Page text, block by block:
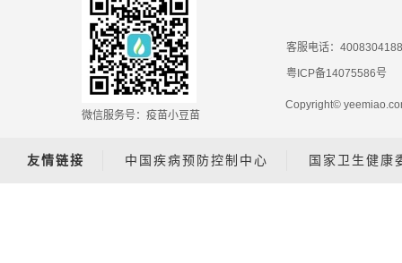
微信服务号：疫苗小豆苗
客服电话：4008304188
粤ICP备14075586号
Copyright©
友情链接 中国疾病预防控制中心 国家卫生健康